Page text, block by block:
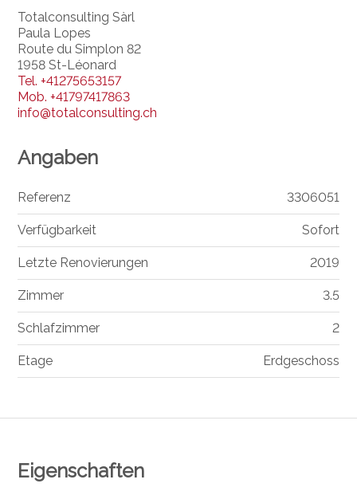
Eigenschaften
Totalconsulting Sàrl
Paula Lopes
Route du Simplon 82
1958 St-Léonard
Tel.+41275653157
Mob.+41797417863
info@totalconsulting.ch
Angaben
Referenz 3306051
Verfügbarkeit Sofort
Letzte Renovierungen 2019
Zimmer 3.5
Schlafzimmer 2
Etage Erdgeschoss